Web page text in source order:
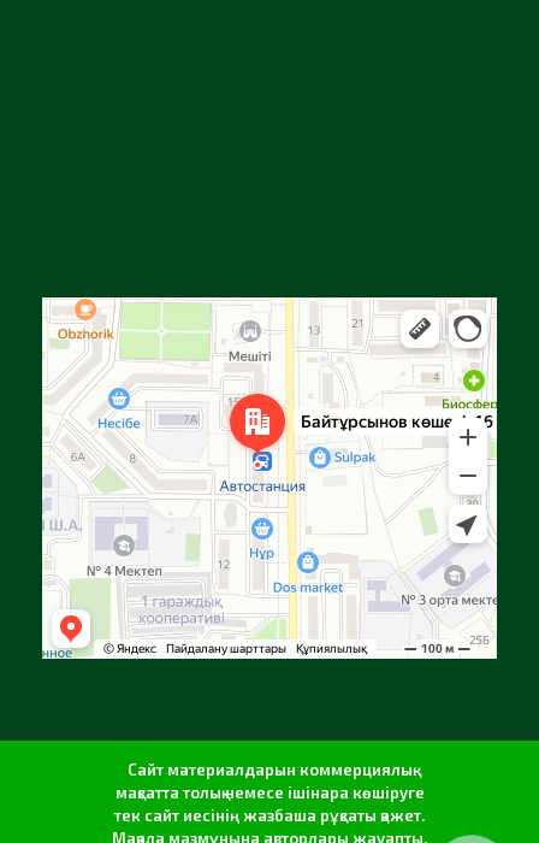
Яндекс Карталар — көлік, навигация, орындарды іздеу
Сайт материалдарын коммерциялық
мақсатта толық немесе ішінара көшіруге
тек сайт иесінің жазбаша рұқсаты қажет.
Мақала мазмұнына авторлары жауапты.